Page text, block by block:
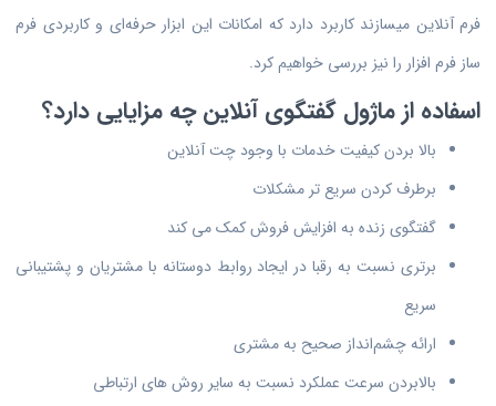
فرم آنلاین میسازند کاربرد دارد که امکانات این ابزار حرفه‌ای و کاربردی فرم
ساز فرم افزار را نیز بررسی خواهیم کرد.
اسفاده از ماژول گفتگوی آنلاین چه مزایایی دارد؟
بالا بردن کیفیت خدمات با وجود چت آنلاین
برطرف کردن سریع تر مشکلات
گفتگوی زنده به افزایش فروش کمک می کند
برتری نسبت به رقبا در ایجاد روابط دوستانه با مشتریان و پشتیبانی
سریع
ارائه چشم‌انداز صحیح به مشتری
بالابردن سرعت عملکرد نسبت به سایر روش های ارتباطی